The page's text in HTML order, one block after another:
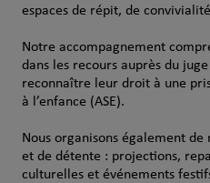
espaces de répit, de
Notre accompagnement
dans les recours auprès du
reconnaître leur droit à une
à l’enfance (ASE).
Nous organisons également
et de détente : projections,
culturelles et événements